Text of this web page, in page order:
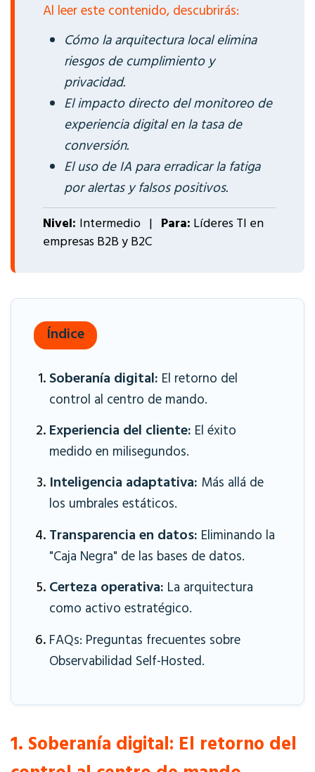
Al leer este contenido, descubrirás:
Cómo la arquitectura local elimina
riesgos de cumplimiento y
privacidad.
El impacto directo del monitoreo de
experiencia digital en la tasa de
conversión.
El uso de IA para erradicar la fatiga
por alertas y falsos positivos.
Nivel: Intermedio | Para: Líderes TI en
empresas B2B y B2C
Índice
Soberanía digital: El retorno del
control al centro de mando.
Experiencia del cliente: El éxito
medido en milisegundos.
Inteligencia adaptativa: Más allá de
los umbrales estáticos.
Transparencia en datos: Eliminando la
"Caja Negra" de las bases de datos.
Certeza operativa: La arquitectura
como activo estratégico.
FAQs: Preguntas frecuentes sobre
Observabilidad Self-Hosted.
1. Soberanía digital: El retorno del